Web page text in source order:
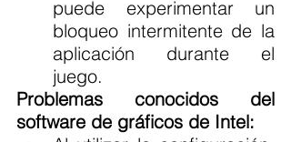
puede experimentar un
bloqueo intermitente de la
aplicación durante el
juego.
Problemas conocidos del
software de gráficos de Intel: